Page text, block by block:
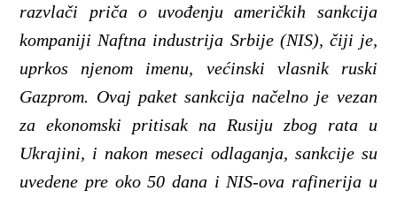
razvlači priča o uvođenju američkih sankcija
kompaniji Naftna industrija Srbije (NIS), čiji je,
uprkos njenom imenu, većinski vlasnik ruski
Gazprom. Ovaj paket sankcija načelno je vezan
za ekonomski pritisak na Rusiju zbog rata u
Ukrajini, i nakon meseci odlaganja, sankcije su
uvedene pre oko 50 dana i NIS-ova rafinerija u